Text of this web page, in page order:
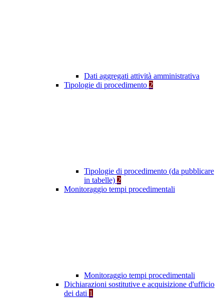
Dati aggregati attività amministrativa
Tipologie di procedimento 2
Tipologie di procedimento (da pubblicare
in tabelle) 2
Monitoraggio tempi procedimentali
Monitoraggio tempi procedimentali
Dichiarazioni sostitutive e acquisizione d'ufficio
dei dati 1